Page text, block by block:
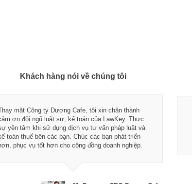
Khách hàng nói về chúng tôi
mặt Công ty Dương Cafe, tôi xin chân thành
ơn đội ngũ luật sư, kế toán của LawKey. Thực
yên tâm khi sử dụng dịch vụ tư vấn pháp luật và
toán thuế bên các bạn. Chúc các bạn phát triển
phục vụ tốt hơn cho cộng đồng doanh nghiệp.